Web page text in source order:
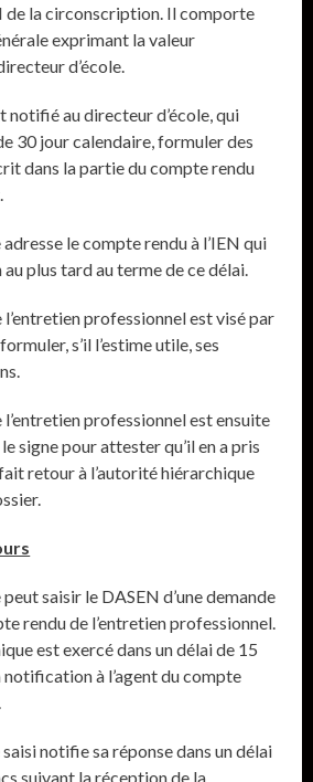
de la circonscription. Il comporte
exprimant la valeur
d’école.
notifié au directeur d’école, qui
30 jour calendaire, formuler des
dans la partie du compte rendu
le compte rendu à l’IEN qui
plus tard au terme de ce délai.
professionnel est visé par
s’il l’estime utile, ses
professionnel est ensuite
signe pour attester qu’il en a pris
retour à l’autorité hiérarchique
saisir le DASEN d’une demande
rendu de l’entretien professionnel.
est exercé dans un délai de 15
à l’agent du compte
notifie sa réponse dans un délai
suivant la réception de la